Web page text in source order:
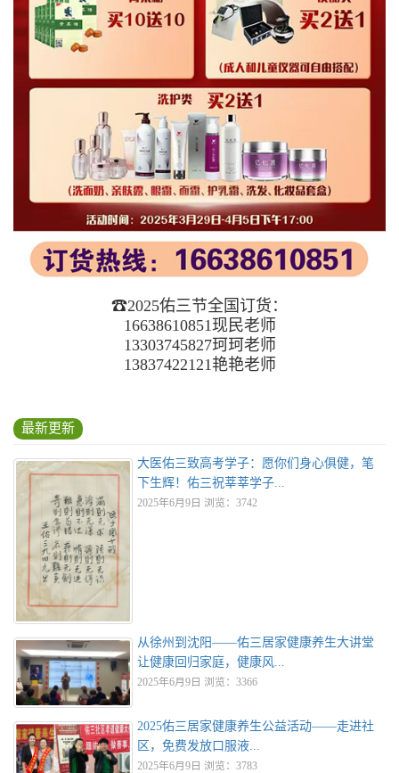
☎2025佑三节全国订货：
16638610851现民老师
13303745827珂珂老师
13837422121艳艳老师
最新更新
大医佑三致高考学子：愿你们身心俱健，笔
下生辉！佑三祝莘莘学子...
2025年6月9日 浏览：3742
从徐州到沈阳——佑三居家健康养生大讲堂
让健康回归家庭，健康风...
2025年6月9日 浏览：3366
2025佑三居家健康养生公益活动——走进社
区，免费发放口服液...
2025年6月9日 浏览：3783